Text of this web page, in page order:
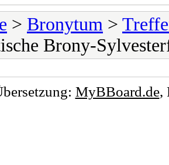
> Bronytum >
Brony-
MyBBoard.de,